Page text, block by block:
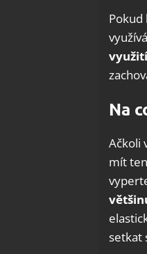
Pokud
Na
Ačkoli
mít
setkat